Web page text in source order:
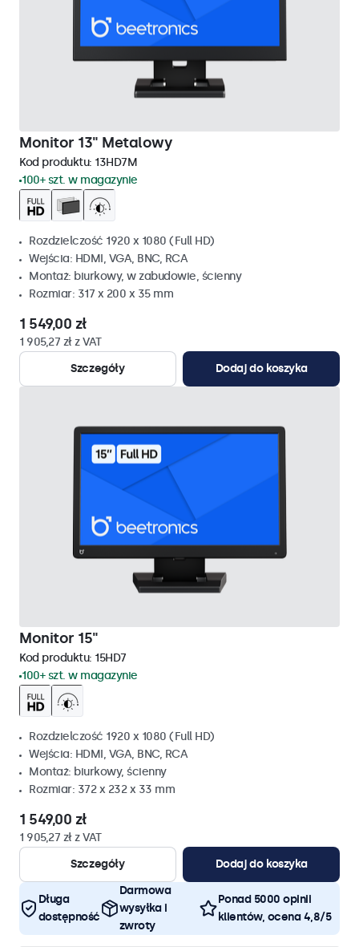
Monitor 13" Metalowy
Kod produktu: 13HD7M
100+ szt. w magazynie
Rozdzielczość 1920 x 1080 (Full HD)
Wejścia: HDMI, VGA, BNC, RCA
Montaż: biurkowy, w zabudowie, ścienny
Rozmiar: 317 x 200 x 35 mm
1 549,00 zł
1 905,27 zł z VAT
Szczegóły
Dodaj do koszyka
Monitor 15"
Kod produktu: 15HD7
100+ szt. w magazynie
Rozdzielczość 1920 x 1080 (Full HD)
Wejścia: HDMI, VGA, BNC, RCA
Montaż: biurkowy, ścienny
Rozmiar: 372 x 232 x 33 mm
1 549,00 zł
1 905,27 zł z VAT
Szczegóły
Dodaj do koszyka
Długa
dostępność
Darmowa
wysyłka i
zwroty
Ponad 5000 opinii
klientów, ocena 4,8/5